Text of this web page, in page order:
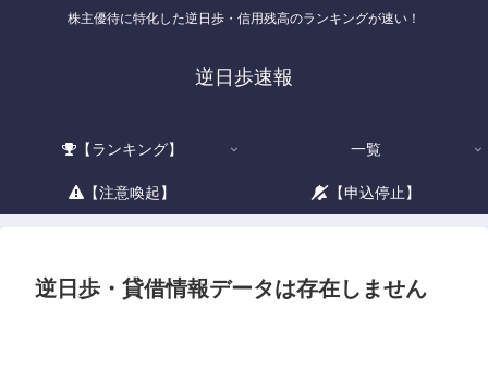
株主優待に特化した逆日歩・信用残高のランキングが速い！
逆日歩速報
【ランキング】 一覧
【注意喚起】 【申込停止】
逆日歩・貸借情報データは存在しません